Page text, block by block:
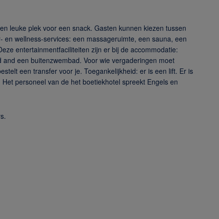
leuke plek voor een snack. Gasten kunnen kiezen tussen
wellness-services: een massageruimte, een sauna, een
entertainmentfaciliteiten zijn er bij de accommodatie:
een buitenzwembad. Voor wie vergaderingen moet
een transfer voor je. Toegankelijkheid: er is een lift. Er is
personeel van de het boetiekhotel spreekt Engels en